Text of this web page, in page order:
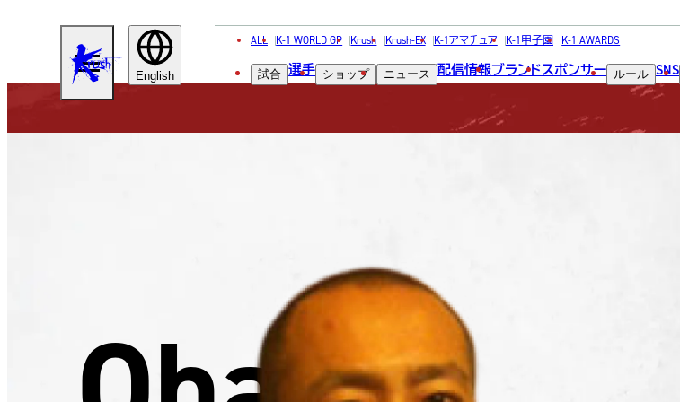
KRUSHEnglish
ALL K-1 WORLD GP Krush Krush-EX K-1アマチュア K-1甲子園 K-1 AWARDS
試合 選手 ショップ ニュース 配信情報ブランドスポンサー ルール SNS